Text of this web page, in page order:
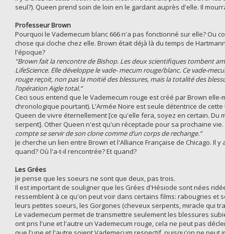
seul?). Queen prend soin de loin en le gardant auprès d'elle. Il
Professeur Brown
Pourquoi le Vademecum blanc 666 n'a pas fonctionné sur elle? Ou
chose qui cloche chez elle. Brown était déjà là du temps de
l'époque?
“Brown fait la rencontre de Bishop. Les deux scientifiques tombent
LifeScience. Elle développe le vade- mecum rouge/blanc. Ce vade-
rouge reçoit, non pas la moitié des blessures, mais la totalité des
l’opération Aigle total.“
Ceci sous entend que le Vademecum rouge est créé par Brown
chronologique pourtant). L'Armée Noire est seule détentrice de
Queen de vivre éternellement [ce qu'elle fera, soyez en certain. Du
serpent]. Other Queen n'est qu'un réceptacle pour sa prochaine vie.
compte se servir de son clone comme d’un corps de rechange.“
Je cherche un lien entre Brown et l'Alliance Française de Chicago.
quand? Où l'a-t-il rencontrée? Et quand?
Les Grées
Je pense que les soeurs ne sont que deux, pas trois.
Il est important de souligner que les Grées d'Hésiode sont nées
ressemblent à ce qu'on peut voir dans certains films: rabougries et
leurs petites soeurs, les Gorgones (cheveux serpents, miracle qui
Le vademecum permet de transmettre seulement les blessures
ont pris l'une et l'autre un Vademecum rouge, cela ne peut pas